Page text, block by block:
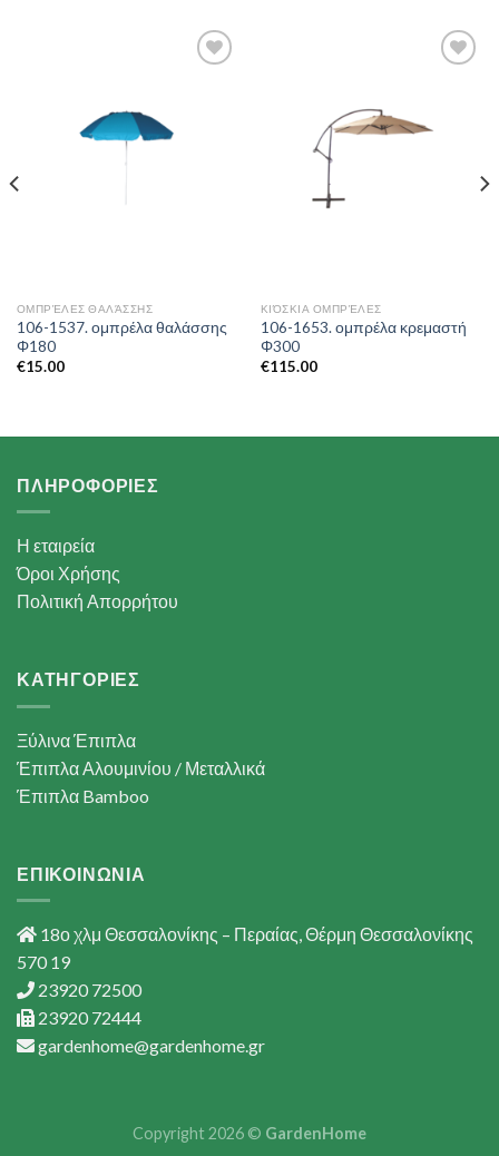
ΟΜΠΡΈΛΕΣ ΘΑΛΆΣΣΗΣ
106-1537. ομπρέλα θαλάσσης
Φ180
€15.00
ΚΙΌΣΚΙΑ ΟΜΠΡΈΛΕΣ
106-1653. ομπρέλα κρεμαστή
Φ300
€115.00
ΠΛΗΡΟΦΟΡΙΕΣ
Η εταιρεία
Όροι Χρήσης
Πολιτική Απορρήτου
ΚΑΤΗΓΟΡΙΕΣ
Ξύλινα Έπιπλα
Έπιπλα Αλουμινίου / Μεταλλικά
Έπιπλα Bamboo
ΕΠΙΚΟΙΝΩΝΙΑ
18ο χλμ Θεσσαλονίκης – Περαίας, Θέρμη Θεσσαλονίκης
570 19
23920 72500
23920 72444
gardenhome@gardenhome.gr
Copyright 2026 © GardenHome